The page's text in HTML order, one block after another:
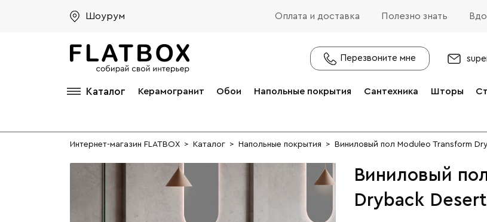
Шоурум Оплата и доставка Полезно знать
Перезвоните мне
Каталог Керамогранит Обои Напольные покрытия Сантехника Шторы
Интернет-магазин FLATBOX > Каталог > Напольные покрытия > Виниловый пол Moduleo Transform
Виниловый
Dryback